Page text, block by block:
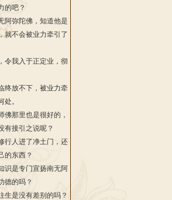
的吧？
阿弥陀佛，知道他是
就不会被业力牵引了
令我入于正定业，彻
终放不下，被业力牵
处。
佛那里也是很好的，
有接引之说呢？
行人进了净土门，还
的东西？
识是专门宣扬南无阿
德的吗？
生是没有差别的吗？